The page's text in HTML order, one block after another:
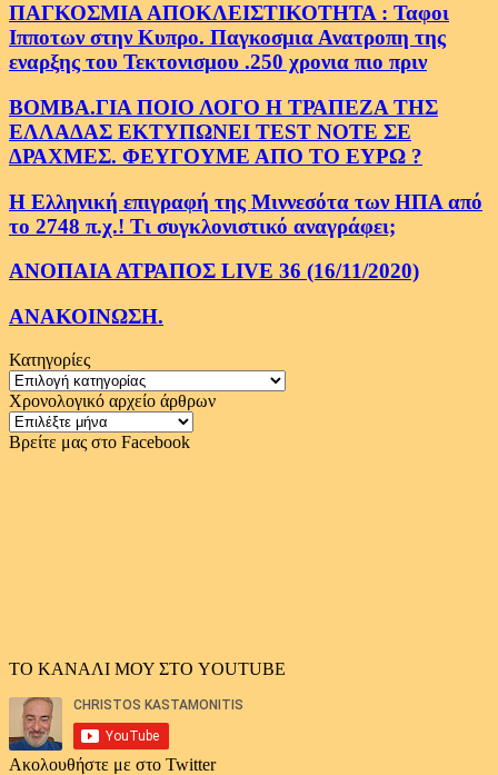
ΠΑΓΚΟΣΜΙΑ ΑΠΟΚΛΕΙΣΤΙΚΟΤΗΤΑ : Ταφοι
Ιπποτων στην Κυπρο. Παγκοσμια Ανατροπη της
εναρξης του Τεκτονισμου .250 χρονια πιο πριν
ΒΟΜΒΑ.ΓΙΑ ΠΟΙΟ ΛΟΓΟ Η ΤΡΑΠΕΖΑ ΤΗΣ
ΕΛΛΑΔΑΣ ΕΚΤΥΠΩΝΕΙ TEST NOTE ΣΕ
ΔΡΑΧΜΕΣ. ΦΕΥΓΟΥΜΕ ΑΠΟ ΤΟ ΕΥΡΩ ?
Η Ελληνική επιγραφή της Μιννεσότα των ΗΠΑ από
το 2748 π.χ.! Τι συγκλονιστικό αναγράφει;
ΑΝΟΠΑΙΑ ΑΤΡΑΠΟΣ LIVE 36 (16/11/2020)
ΑΝΑΚΟΙΝΩΣΗ.
Κατηγορίες
Κατηγορίες
Χρονολογικό αρχείο άρθρων
Χρονολογικό
αρχείο
Βρείτε μας στο Facebook
ΤΟ ΚΑΝΑΛΙ ΜΟΥ ΣΤΟ YOUTUBE
Ακολουθήστε με στο Twitter